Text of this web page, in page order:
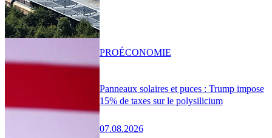
Panneaux solaires et puces : Trump impose
15% de taxes sur le polysilicium
07.08.2026
PROÉCONOMIE